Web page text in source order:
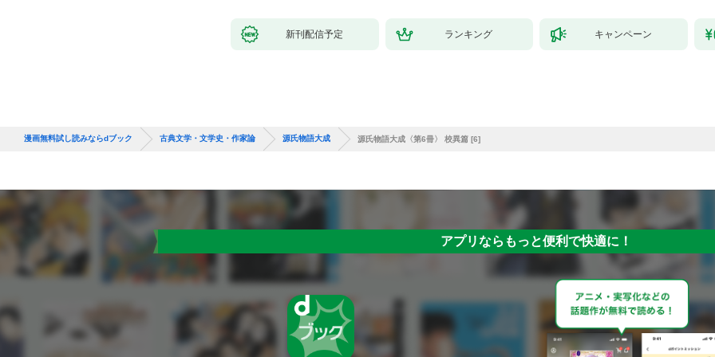
新刊配信予定 ランキング キャンペーン
漫画無料試し読みならdブック 古典文学・文学史・作家論 源氏物語大成 源氏物語大成〈第6冊〉 校異篇 [6]
アプリならもっと便利で快適に！